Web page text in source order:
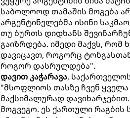
საბოლოოდ თამაშის მოგება
არგენტინელებმა ისინი
თუ ბურთს დიდხანს
გაიზრდება. იმედი მაქვს, რომ
დავიცავთ, როგორც
როგორ დასრულდება".
დავით კაჭარავა,
"მსოფლიოს თასზე ჩვენ
მაქსიმალურად
მოგვეგო. ეს ქართული რაგბის